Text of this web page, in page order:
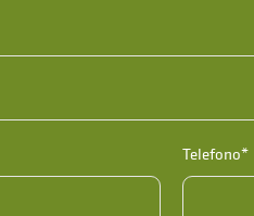
Telefono*